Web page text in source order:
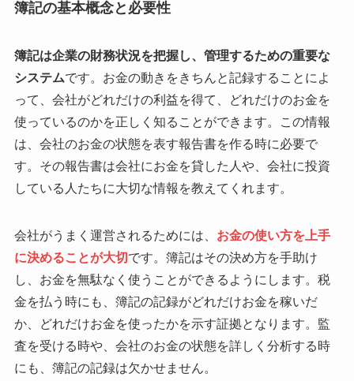
簿記の基本概念と必要性
簿記は企業の財務状況を把握し、管理するための重要な
システムです。お金の動きをきちんと記録することによ
って、会社がどれだけの利益を得て、どれだけのお金を
使っているのかを正しく知ることができます。この情報
は、会社のお金の状態を表す報告書を作る時に必要で
す。その報告書は会社にお金を貸した人や、会社に投資
している人たちに大切な情報を教えてくれます。
会社がうまく運営されるためには、 お金の使い方を上手
に決めることが大切 です。簿記はその決め方を手助け
し、お金を無駄なく使うことができるようにします。税
金を払う時にも、簿記の記録がどれだけお金を稼いだ
か、どれだけお金を使ったかを示す証拠となります。監
査を受ける時や、会社のお金の状態を詳しく分析する時
にも、簿記の記録は欠かせません。